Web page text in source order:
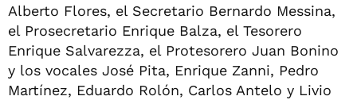
Alberto Flores, el Secretario Bernardo Messina,
el Prosecretario Enrique Balza, el Tesorero
Enrique Salvarezza, el Protesorero Juan Bonino
y los vocales José Pita, Enrique Zanni, Pedro
Martínez, Eduardo Rolón, Carlos Antelo y Livio